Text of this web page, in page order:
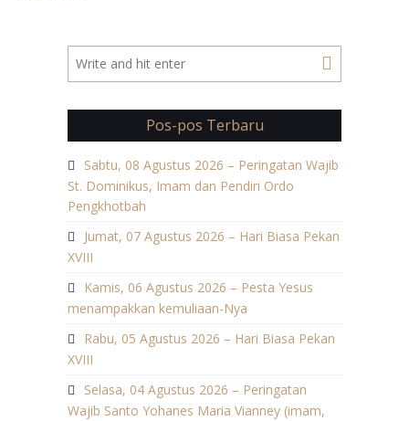
Pos-pos Terbaru
Sabtu, 08 Agustus 2026 – Peringatan Wajib
St. Dominikus, Imam dan Pendiri Ordo
Pengkhotbah
Jumat, 07 Agustus 2026 – Hari Biasa Pekan
XVIII
Kamis, 06 Agustus 2026 – Pesta Yesus
menampakkan kemuliaan-Nya
Rabu, 05 Agustus 2026 – Hari Biasa Pekan
XVIII
Selasa, 04 Agustus 2026 – Peringatan
Wajib Santo Yohanes Maria Vianney (imam,